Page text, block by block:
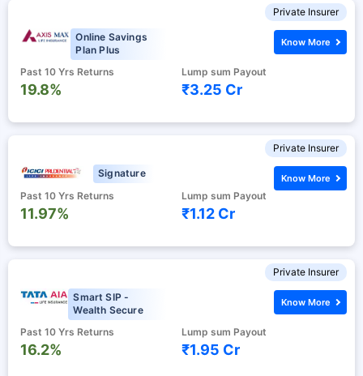
Private Insurer
Online Savings
Plan Plus
Past 10 Yrs Returns
19.8%
Lump sum Payout
₹3.25 Cr
Know More
Private Insurer
Signature
Past 10 Yrs Returns
11.97%
Lump sum Payout
₹1.12 Cr
Know More
Private Insurer
Smart SIP -
Wealth Secure
Past 10 Yrs Returns
16.2%
Lump sum Payout
₹1.95 Cr
Know More